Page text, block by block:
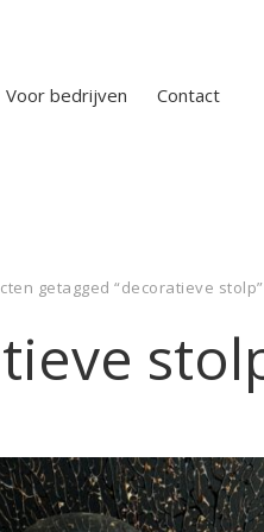
Voor bedrijven Contact
getagged “decoratieve stolp”